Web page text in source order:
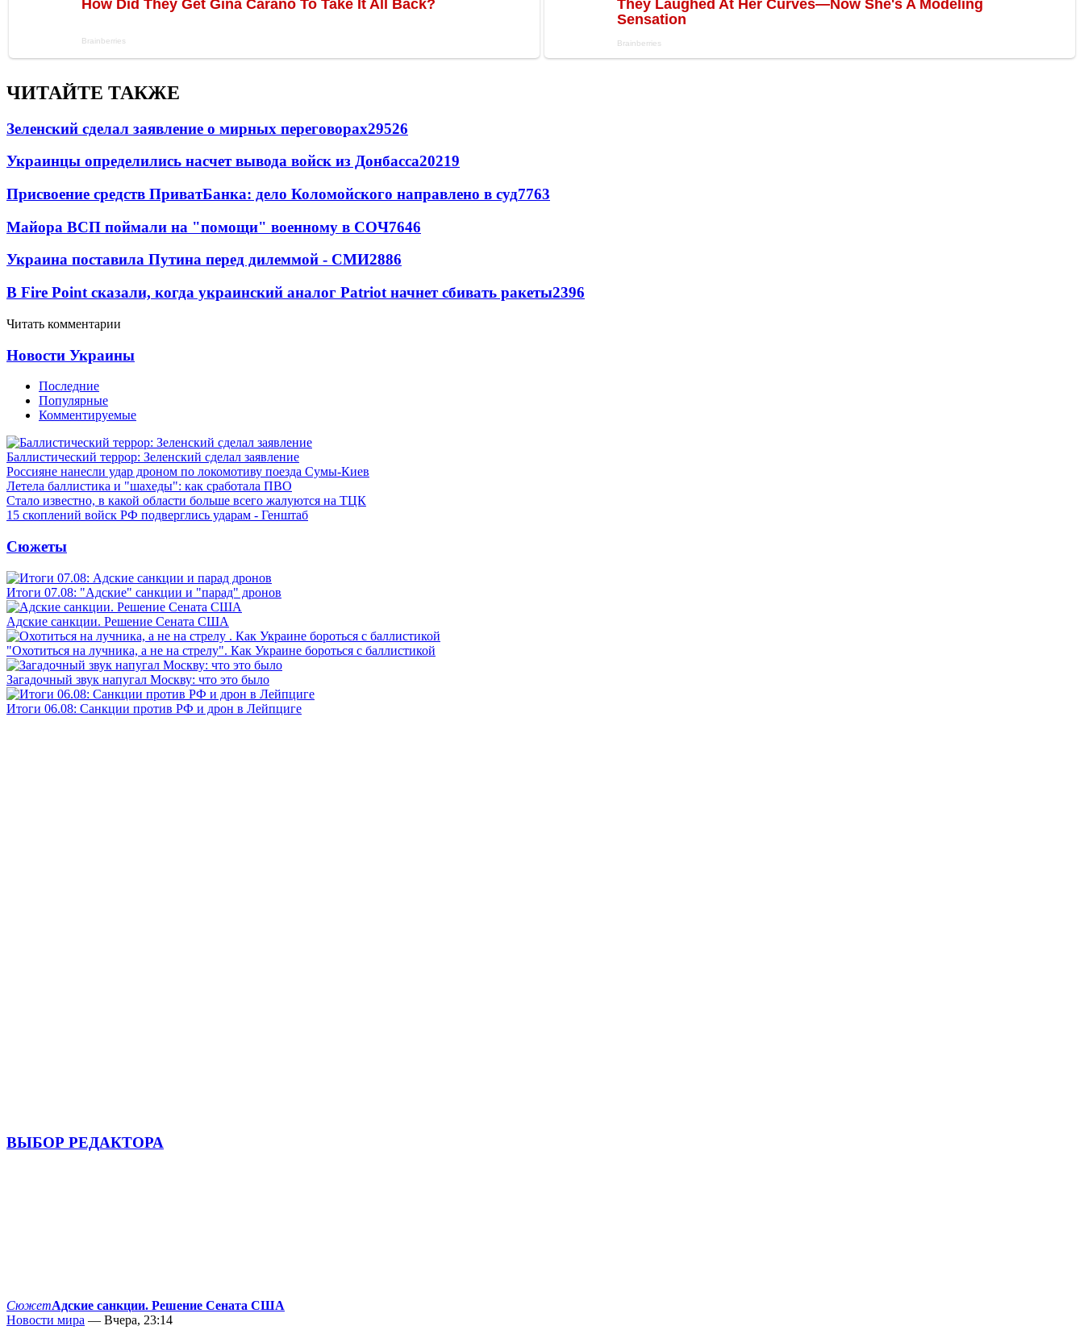
ЧИТАЙТЕ ТАКЖЕ
Зеленский сделал заявление о мирных переговорах29526
Украинцы определились насчет вывода войск из Донбасса20219
Присвоение средств ПриватБанка: дело Коломойского направлено в суд7763
Майора ВСП поймали на "помощи" военному в СОЧ7646
Украина поставила Путина перед дилеммой - СМИ2886
В Fire Point сказали, когда украинский аналог Patriot начнет сбивать ракеты2396
Читать комментарии
Новости Украины
Последние
Популярные
Комментируемые
Баллистический террор: Зеленский сделал заявление
Россияне нанесли удар дроном по локомотиву поезда Сумы-Киев
Летела баллистика и "шахеды": как сработала ПВО
Стало известно, в какой области больше всего жалуются на ТЦК
15 скоплений войск РФ подверглись ударам - Генштаб
Сюжеты
Итоги 07.08: "Адские" санкции и "парад" дронов
Адские санкции. Решение Сената США
"Охотиться на лучника, а не на стрелу". Как Украине бороться с баллистикой
Загадочный звук напугал Москву: что это было
Итоги 06.08: Санкции против РФ и дрон в Лейпциге
ВЫБОР РЕДАКТОРА
СюжетАдские санкции. Решение Сената США
Новости мира — Вчера, 23:14